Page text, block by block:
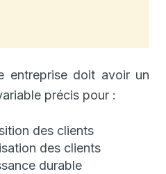
entreprise doit avoir un
précis pour :
des clients
des clients
durable